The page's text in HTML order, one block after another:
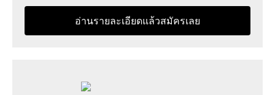
อ่านรายละเอียดแล้วสมัครเลย